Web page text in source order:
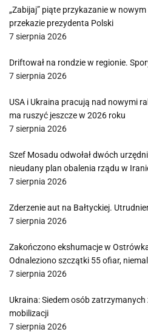
„Zabijaj” piąte przykazanie w
przekazie prezydenta Polski
7 sierpnia 2026
Driftował na rondzie w regionie.
7 sierpnia 2026
USA i Ukraina pracują nad nowymi
ma ruszyć jeszcze w 2026 roku
7 sierpnia 2026
Szef Mosadu odwołał dwóch
nieudany plan obalenia rządu w
7 sierpnia 2026
Zderzenie aut na Bałtyckiej.
7 sierpnia 2026
Zakończono ekshumacje w
Odnaleziono szczątki 55 ofiar,
7 sierpnia 2026
Ukraina: Siedem osób
mobilizacji
7 sierpnia 2026